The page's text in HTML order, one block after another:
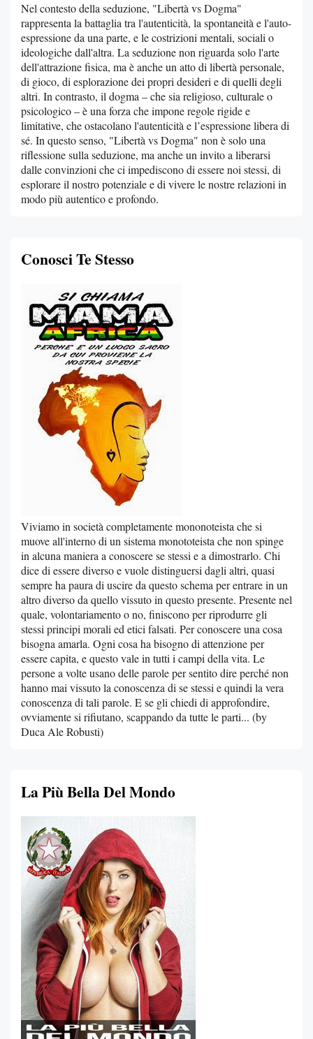
Nel contesto della seduzione, "Libertà vs Dogma"
rappresenta la battaglia tra l'autenticità, la spontaneità e l'auto-
espressione da una parte, e le costrizioni mentali, sociali o
ideologiche dall'altra. La seduzione non riguarda solo l'arte
dell'attrazione fisica, ma è anche un atto di libertà personale,
di gioco, di esplorazione dei propri desideri e di quelli degli
altri. In contrasto, il dogma – che sia religioso, culturale o
psicologico – è una forza che impone regole rigide e
limitative, che ostacolano l'autenticità e l’espressione libera di
sé. In questo senso, "Libertà vs Dogma" non è solo una
riflessione sulla seduzione, ma anche un invito a liberarsi
dalle convinzioni che ci impediscono di essere noi stessi, di
esplorare il nostro potenziale e di vivere le nostre relazioni in
modo più autentico e profondo.
Conosci Te Stesso
Viviamo in società completamente mononoteista che si
muove all'interno di un sistema monototeista che non spinge
in alcuna maniera a conoscere se stessi e a dimostrarlo. Chi
dice di essere diverso e vuole distinguersi dagli altri, quasi
sempre ha paura di uscire da questo schema per entrare in un
altro diverso da quello vissuto in questo presente. Presente nel
quale, volontariamento o no, finiscono per riprodurre gli
stessi principi morali ed etici falsati. Per conoscere una cosa
bisogna amarla. Ogni cosa ha bisogno di attenzione per
essere capita, e questo vale in tutti i campi della vita. Le
persone a volte usano delle parole per sentito dire perché non
hanno mai vissuto la conoscenza di se stessi e quindi la vera
conoscenza di tali parole. E se gli chiedi di approfondire,
ovviamente si rifiutano, scappando da tutte le parti... (by
Duca Ale Robusti)
La Più Bella Del Mondo